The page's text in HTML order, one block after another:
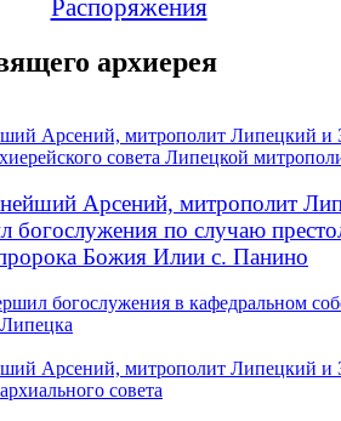
Распоряжения
архиерея
Арсений, митрополит Липецкий и
совета Липецкой
Арсений, митрополит
богослужения по случаю
Божия Илии с. Панино
богослужения в кафедральном
Арсений, митрополит Липецкий и
совета